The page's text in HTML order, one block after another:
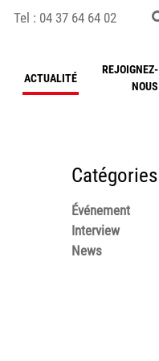
Tel : 04 37 64 64 02
ACTUALITÉ
REJOIGNEZ-
NOUS
Catégories
Événement
Interview
News